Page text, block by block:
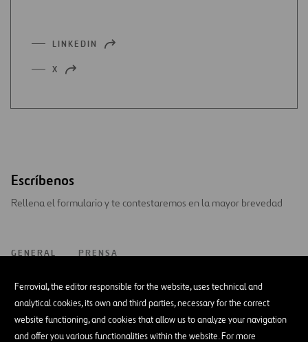
Ferrovial, the editor responsible for the website, uses technical and
analytical cookies, its own and third parties, necessary for the correct
website functioning, and cookies that allow us to analyze your navigation
and offer you various functionalities within the website. For more
LINKEDIN
ABRIR
X
ABRIR
NUEVA
Escríbenos
Rellena el formulario y te contestaremos en la mayor brevedad
GENERAL PRENSA
General